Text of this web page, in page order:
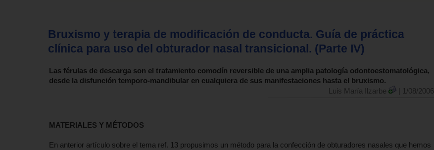
Bruxismo y terapia de modificación de conducta. Guía de práctica
clínica para uso del obturador nasal transicional. (Parte IV)
Las férulas de descarga son el tratamiento comodín reversible de una amplia patología odontoestomatológica,
desde la disfunción temporo-mandibular en cualquiera de sus manifestaciones hasta el bruxismo.
Luis María Ilzarbe
| 1/08/2006
MATERIALES Y MÉTODOS
En anterior artículo sobre el tema ref. 13 propusimos un método para la confección de obturadores nasales que hemos